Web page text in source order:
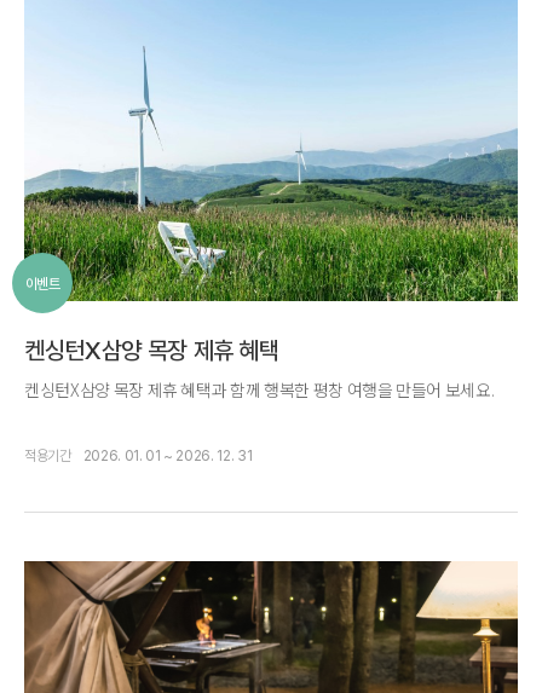
이벤트
켄싱턴X삼양 목장 제휴 혜택
켄싱턴X삼양 목장 제휴 혜택과 함께 행복한 평창 여행을 만들어 보세요.
적용기간 2026. 01. 01 ~ 2026. 12. 31